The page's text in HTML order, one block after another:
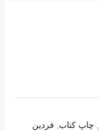
, چاپ کتاب, فردین